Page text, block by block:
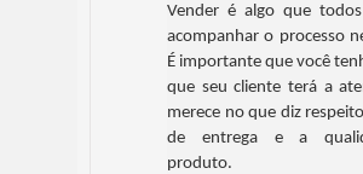
Vender é algo que
acompanhar o processo
É importante que você
que seu cliente terá a
merece no que diz
de entrega e a
produto.